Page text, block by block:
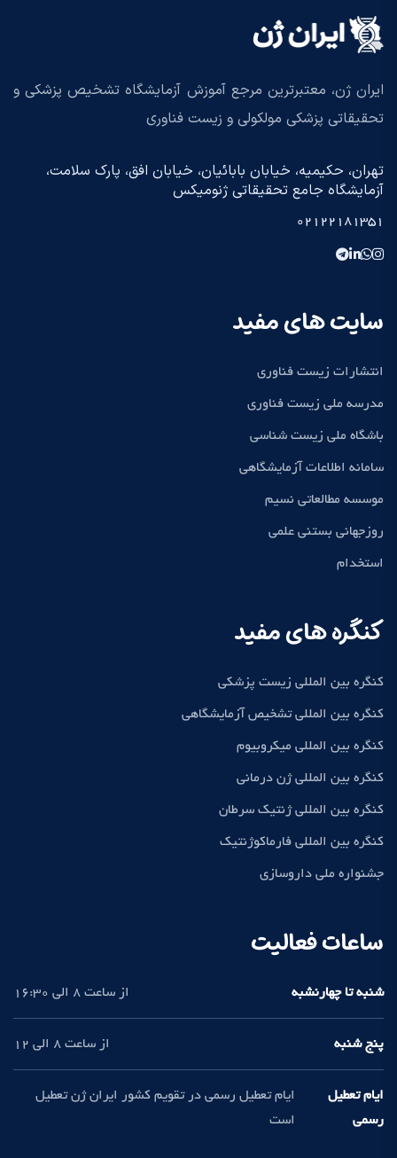
ایران ژن، معتبرترین مرجع آموزش آزمایشگاه تشخیص پزشکی و
تحقیقاتی پزشکی مولکولی و زیست فناوری
تهران، حکیمیه، خیابان بابائیان، خیابان افق، پارک سلامت،
آزمایشگاه جامع تحقیقاتی ژنومیکس
02122181351
سایت های مفید
انتشارات زیست فناوری
مدرسه ملی زیست فناوری
باشگاه ملی زیست شناسی
سامانه اطلاعات آزمایشگاهی
موسسه مطالعاتی نسیم
روزجهانی بستنی علمی
استخدام
کنگره های مفید
کنگره بین المللی زیست پزشکی
کنگره بین المللی تشخیص آزمایشگاهی
کنگره بین المللی میکروبیوم
کنگره بین المللی ژن درمانی
کنگره بین المللی ژنتیک سرطان
کنگره بین المللی فارماکوژنتیک
جشنواره ملی داروسازی
ساعات فعالیت
شنبه تا چهارنشبه از ساعت 8 الی 16:30
پنج شنبه از ساعت 8 الی 12
ایام تعطیل
رسمی
ایام تعطیل رسمی در تقویم کشور ایران ژن تعطیل
است